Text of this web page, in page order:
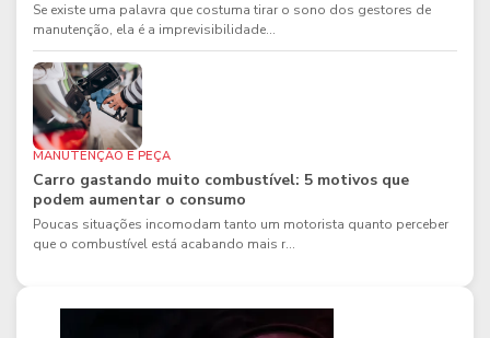
Se existe uma palavra que costuma tirar o sono dos gestores de
manutenção, ela é a imprevisibilidade...
MANUTENÇÃO E PEÇA
Carro gastando muito combustível: 5 motivos que
podem aumentar o consumo
Poucas situações incomodam tanto um motorista quanto perceber
que o combustível está acabando mais r...